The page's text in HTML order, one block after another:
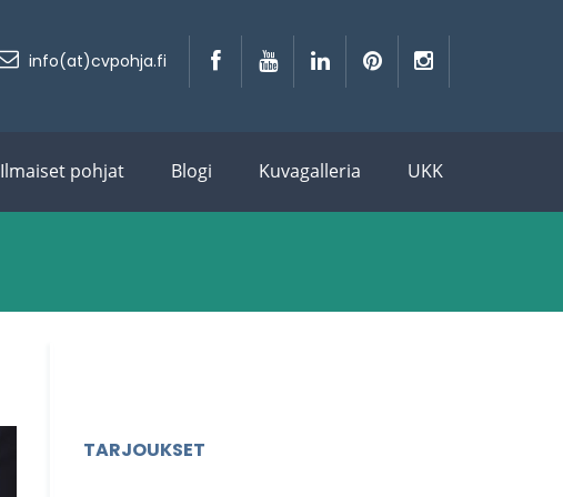
info(at)cvpohja.fi
Ilmaiset pohjat Blogi Kuvagalleria UKK
TARJOUKSET